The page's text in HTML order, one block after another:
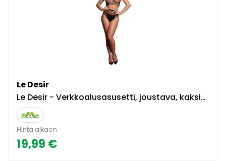
Le Desir
Le Desir - Verkkoalusasusetti, joustava, kaksiosainen, monikäyttöinen, seksikäs, musta
Hinta alkaen
19,99 €